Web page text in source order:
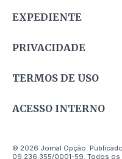
EXPEDIENTE
PRIVACIDADE
TERMOS DE USO
ACESSO INTERNO
© 2026 Jornal Opção.
09.236.355/0001-59. Todos